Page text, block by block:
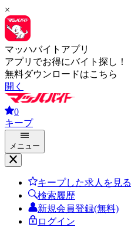
×
マッハバイトアプリ
アプリでお得にバイト探し！
無料ダウンロードはこちら
開く
0
キープ
メニュー
キープした求人を見る
検索履歴
新規会員登録(無料)
ログイン